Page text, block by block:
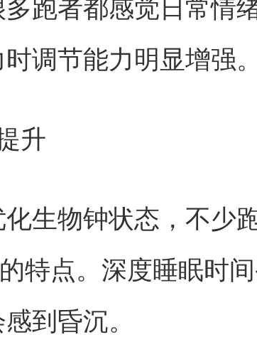
跑者都感觉日常情
调节能力明显增强
升
生物钟状态，不少
特点。深度睡眠时
到昏沉。